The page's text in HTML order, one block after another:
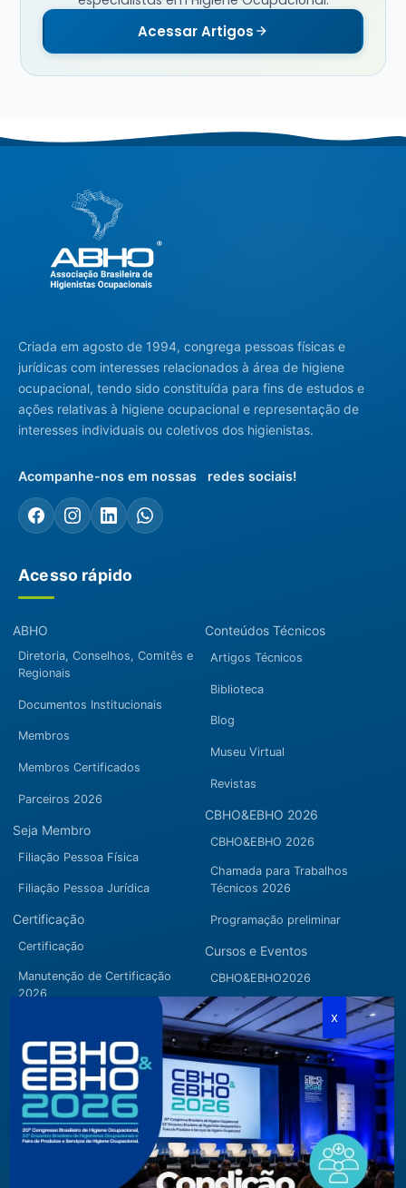
Acessar Artigos
Criada em agosto de 1994, congrega pessoas físicas e
jurídicas com interesses relacionados à área de higiene
ocupacional, tendo sido constituída para fins de estudos e
ações relativas à higiene ocupacional e representação de
interesses individuais ou coletivos dos higienistas.
Acompanhe-nos em nossas redes sociais!
Acesso rápido
ABHO
Diretoria, Conselhos, Comitês e
Regionais
Documentos Institucionais
Membros
Membros Certificados
Parceiros 2026
Seja Membro
Filiação Pessoa Física
Filiação Pessoa Jurídica
Certificação
Certificação
Manutenção de Certificação
2026
Conteúdos Técnicos
Artigos Técnicos
Biblioteca
Blog
Museu Virtual
Revistas
CBHO&EBHO 2026
CBHO&EBHO 2026
Chamada para Trabalhos
Técnicos 2026
Programação preliminar
Cursos e Eventos
CBHO&EBHO2026
Cursos Modulares
Eventos Apoiados
Eventos Regionais
Loja